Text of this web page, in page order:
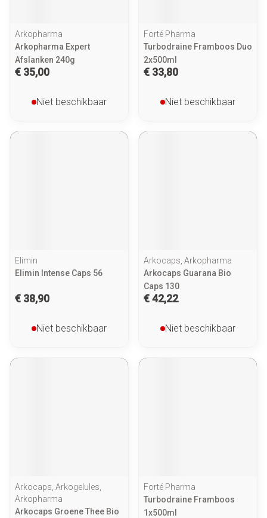
Arkopharma
Arkopharma Expert
Afslanken 240g
€ 35,00
Niet beschikbaar
Forté Pharma
Turbodraine Framboos Duo
2x500ml
€ 33,80
Niet beschikbaar
Elimin
Elimin Intense Caps 56
€ 38,90
Niet beschikbaar
Arkocaps, Arkopharma
Arkocaps Guarana Bio
Caps 130
€ 42,22
Niet beschikbaar
Arkocaps, Arkogelules,
Arkopharma
Arkocaps Groene Thee Bio
Forté Pharma
Turbodraine Framboos
1x500ml